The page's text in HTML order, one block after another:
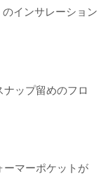
インサレーション
ップ留めのフロ
ーマーポケットが